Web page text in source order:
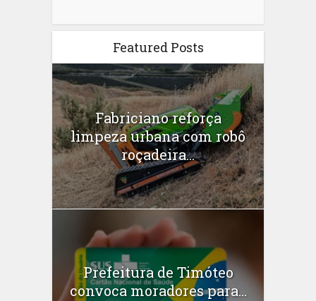
Featured Posts
Fabriciano reforça
limpeza urbana com robô
roçadeira...
Prefeitura de Timóteo
convoca moradores para...